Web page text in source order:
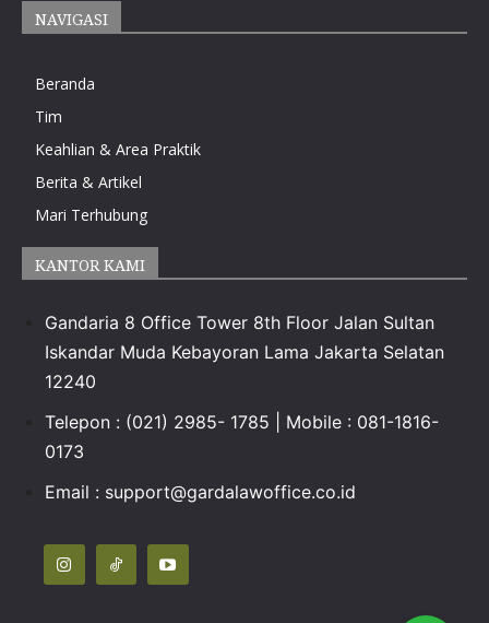
NAVIGASI
Beranda
Tim
Keahlian & Area Praktik
Berita & Artikel
Mari Terhubung
KANTOR KAMI
Gandaria 8 Office Tower 8th Floor Jalan Sultan
Iskandar Muda Kebayoran Lama Jakarta Selatan
12240
Telepon : (021) 2985- 1785 | Mobile : 081-1816-
0173
Email : support@gardalawoffice.co.id